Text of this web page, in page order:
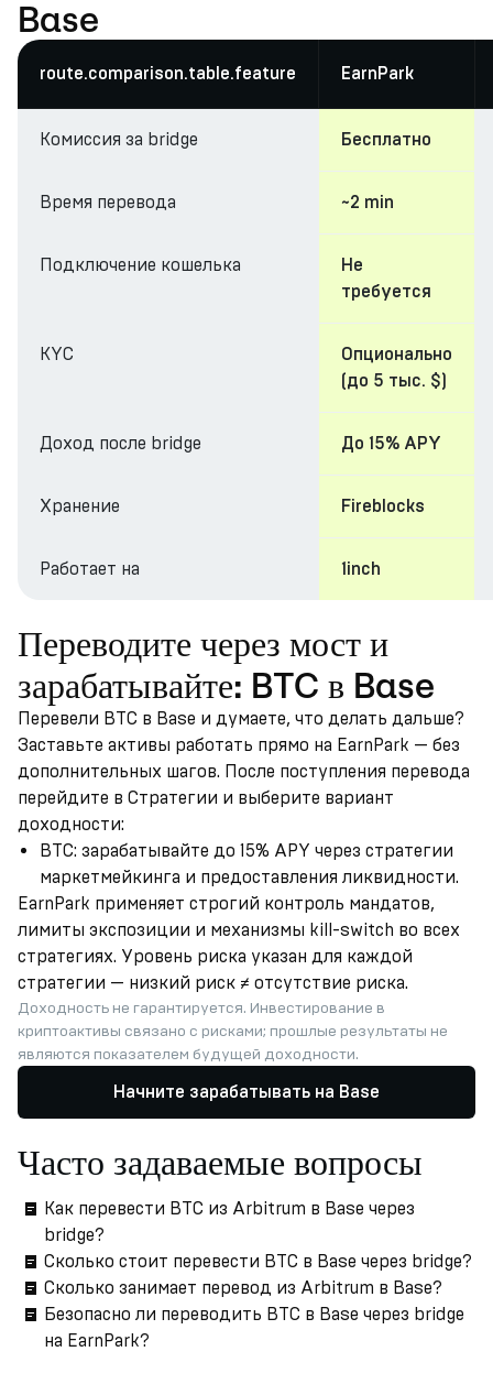
Base
route.comparison.table.feature EarnPark
Комиссия за bridge Бесплатно
Время перевода ~2 min
Подключение кошелька
Не
требуется
KYC
Опционально
(до 5 тыс. $)
Доход после bridge До 15% APY
Хранение Fireblocks
Работает на 1inch
Переводите через мост и
зарабатывайте: BTC в Base
Перевели BTC в Base и думаете, что делать дальше?
Заставьте активы работать прямо на EarnPark — без
дополнительных шагов. После поступления перевода
перейдите в Стратегии и выберите вариант
доходности:
BTC: зарабатывайте до 15% APY через стратегии
маркетмейкинга и предоставления ликвидности.
EarnPark применяет строгий контроль мандатов,
лимиты экспозиции и механизмы kill-switch во всех
стратегиях. Уровень риска указан для каждой
стратегии — низкий риск ≠ отсутствие риска.
Доходность не гарантируется. Инвестирование в
криптоактивы связано с рисками; прошлые результаты не
являются показателем будущей доходности.
Начните зарабатывать на Base
Часто задаваемые вопросы
Как перевести BTC из Arbitrum в Base через
bridge?
Сколько стоит перевести BTC в Base через bridge?
Сколько занимает перевод из Arbitrum в Base?
Безопасно ли переводить BTC в Base через bridge
на EarnPark?